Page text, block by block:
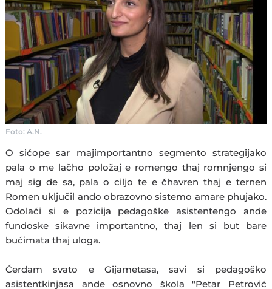
Foto: A.N.
O sićope sar majimportantno segmento strategijako
pala o me lačho položaj e romengo thaj romnjengo si
maj sig de sa, pala o ciljo te e čhavren thaj e ternen
Romen uključil ando obrazovno sistemo amare phujako.
Odolaći si e pozicija pedagoške asistentengo ande
fundoske sikavne importantno, thaj len si but bare
bućimata thaj uloga.
Ćerdam svato e Gijametasa, savi si pedagoško
asistentkinjasa ande osnovno škola "Petar Petrović